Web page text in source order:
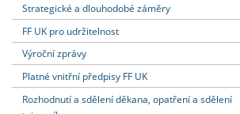
Strategické a dlouhodobé záměry
FF UK pro udržitelnost
Výroční zprávy
Platné vnitřní předpisy FF UK
Rozhodnutí a sdělení děkana, opatření a sdělení